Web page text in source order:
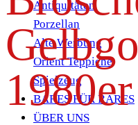
Antiquitäten
Porzellan
Alte Werbung
Orient Teppiche
Spielzeug
BARES FÜR RARES
ÜBER UNS